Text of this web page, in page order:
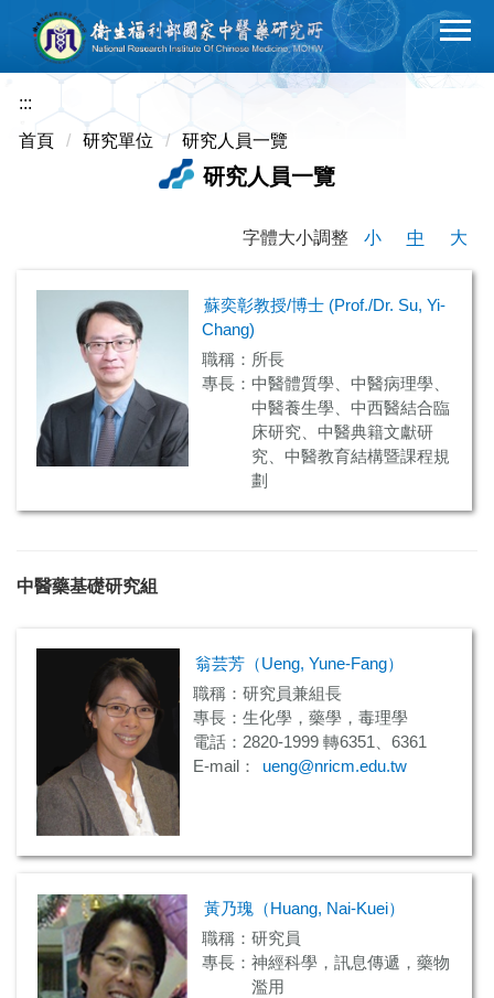
主
要
容
:::
首頁
研究單位 研究人員一覽
研究人員一覽
字體大小調整 小 中 大
蘇奕彰教授/博士 (Prof./Dr. Su, Yi-
Chang)
職稱：所長
專長：中醫體質學、中醫病理學、
中醫養生學、中西醫結合臨
床研究、中醫典籍文獻研
究、中醫教育結構暨課程規
劃
中醫藥基礎研究組
翁芸芳（Ueng, Yune-Fang）
職稱：研究員兼組長
專長：生化學，藥學，毒理學
電話：2820-1999 轉6351、6361
E-mail：
ueng@nricm.edu.tw
黃乃瑰（Huang, Nai-Kuei）
職稱：研究員
專長：神經科學，訊息傳遞，藥物
濫用